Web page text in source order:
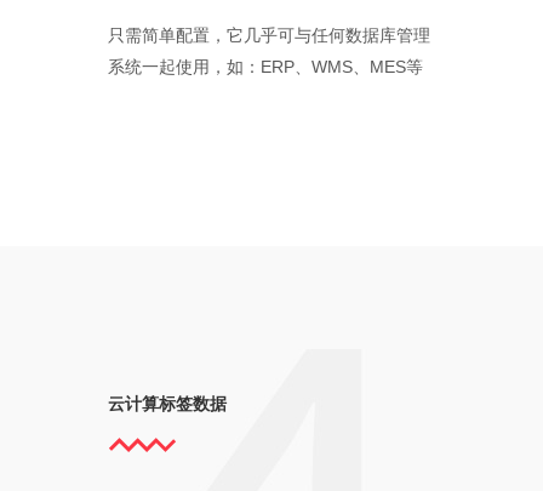
只需简单配置，它几乎可与任何数据库管理
系统一起使用，如：ERP、WMS、MES等
云计算标签数据